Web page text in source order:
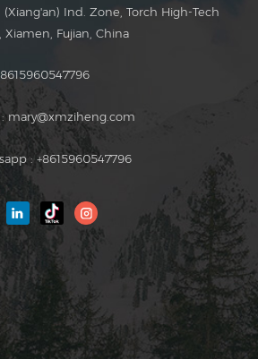
(Xiang'an) Ind. Zone, Torch High-Tech
Xiamen, Fujian, China
:mary@xmziheng.com
:+8615960547796